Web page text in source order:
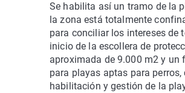
Se habilita así un tramo de la
la zona está totalmente
para conciliar los intereses de
inicio de la escollera de
aproximada de 9.000 m2 y un
para playas aptas para
habilitación y gestión de la